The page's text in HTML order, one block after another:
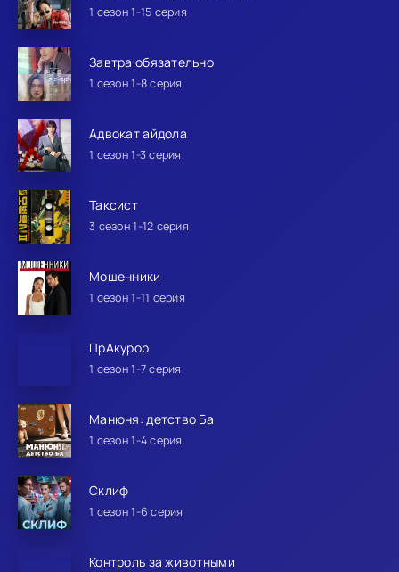
1 сезон 1-15 серия
Завтра обязательно
1 сезон 1-8 серия
Адвокат айдола
1 сезон 1-3 серия
Таксист
3 сезон 1-12 серия
Мошенники
1 сезон 1-11 серия
ПрАкурор
1 сезон 1-7 серия
Манюня: детство Ба
1 сезон 1-4 серия
Склиф
1 сезон 1-6 серия
Контроль за животными